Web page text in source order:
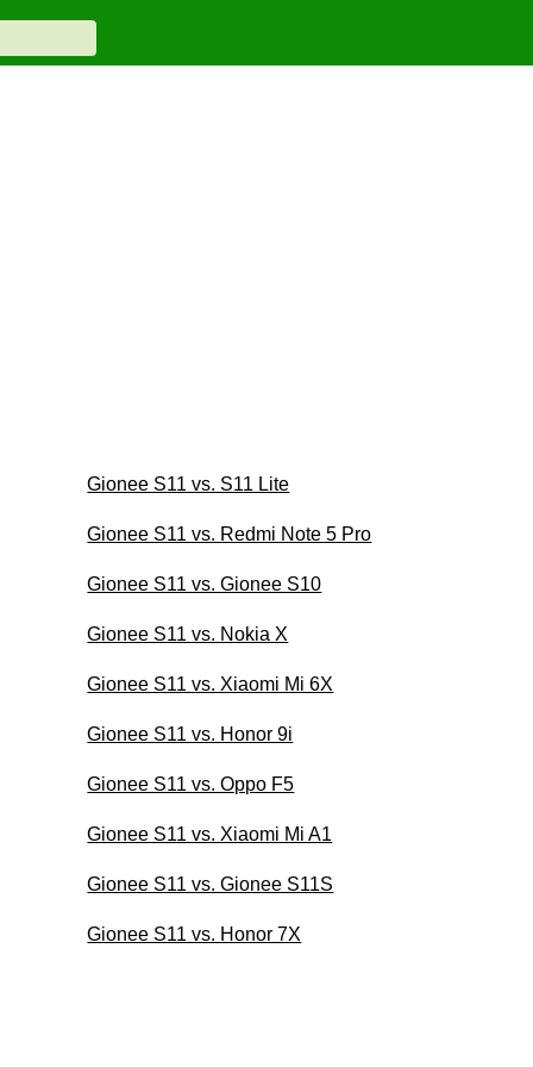
Gionee S11 vs. S11 Lite
Gionee S11 vs. Redmi Note 5 Pro
Gionee S11 vs. Gionee S10
Gionee S11 vs. Nokia X
Gionee S11 vs. Xiaomi Mi 6X
Gionee S11 vs. Honor 9i
Gionee S11 vs. Oppo F5
Gionee S11 vs. Xiaomi Mi A1
Gionee S11 vs. Gionee S11S
Gionee S11 vs. Honor 7X